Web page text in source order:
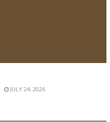
JULY 24, 2026